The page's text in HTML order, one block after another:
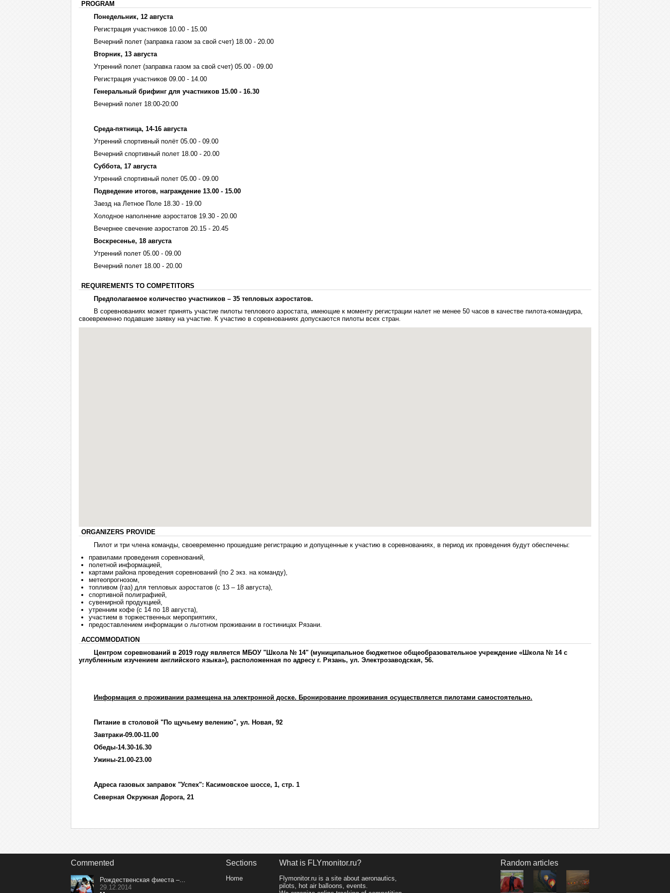
PROGRAM
Понедельник, 12 августа
Регистрация участников 10.00 - 15.00
Вечерний полет (заправка газом за свой счет) 18.00 - 20.00
Вторник, 13 августа
Утренний полет (заправка газом за свой счет) 05.00 - 09.00
Регистрация участников 09.00 - 14.00
Генеральный брифинг для участников 15.00 - 16.30
Вечерний полет 18:00-20:00
Среда-пятница, 14-16 августа
Утренний спортивный полёт 05.00 - 09.00
Вечерний спортивный полет 18.00 - 20.00
Суббота, 17 августа
Утренний спортивный полет 05.00 - 09.00
Подведение итогов, награждение 13.00 - 15.00
Заезд на Летное Поле 18.30 - 19.00
Холодное наполнение аэростатов 19.30 - 20.00
Вечернее свечение аэростатов 20.15 - 20.45
Воскресенье, 18 августа
Утренний полет 05.00 - 09.00
Вечерний полет 18.00 - 20.00
REQUIREMENTS TO COMPETITORS
Предполагаемое количество участников – 35 тепловых аэростатов.
В соревнованиях может принять участие пилоты теплового аэростата, имеющие к моменту регистрации налет не менее 50 часов в качестве пилота-командира,
своевременно подавшие заявку на участие. К участию в соревнованиях допускаются пилоты всех стран.
ORGANIZERS PROVIDE
Пилот и три члена команды, своевременно прошедшие регистрацию и допущенные к участию в соревнованиях, в период их проведения будут обеспечены:
правилами проведения соревнований,
полетной информацией,
картами района проведения соревнований (по 2 экз. на команду),
метеопрогнозом,
топливом (газ) для тепловых аэростатов (с 13 – 18 августа),
спортивной полиграфией,
сувенирной продукцией,
утренним кофе (с 14 по 18 августа),
участием в торжественных мероприятиях,
предоставлением информации о льготном проживании в гостиницах Рязани.
ACCOMMODATION
Центром соревнований в 2019 году является МБОУ "Школа № 14" (муниципальное бюджетное общеобразовательное учреждение «Школа № 14 с
углубленным изучением английского языка»), расположенная по адресу г. Рязань, ул. Электрозаводская, 56.
Информация о проживании размещена на электронной доске. Бронирование проживания осуществляется пилотами самостоятельно.
Питание в столовой "По щучьему велению", ул. Новая, 92
Завтраки-09.00-11.00
Обеды-14.30-16.30
Ужины-21.00-23.00
Адреса газовых заправок "Успех": Касимовское шоссе, 1, стр. 1
Северная Окружная Дорога, 21
Commented
Рождественская фиеста –...
29.12.2014
Sections
Home
What is FLYmonitor.ru?
Flymonitor.ru is a site about aeronautics,
pilots, hot air balloons, events.
Random articles